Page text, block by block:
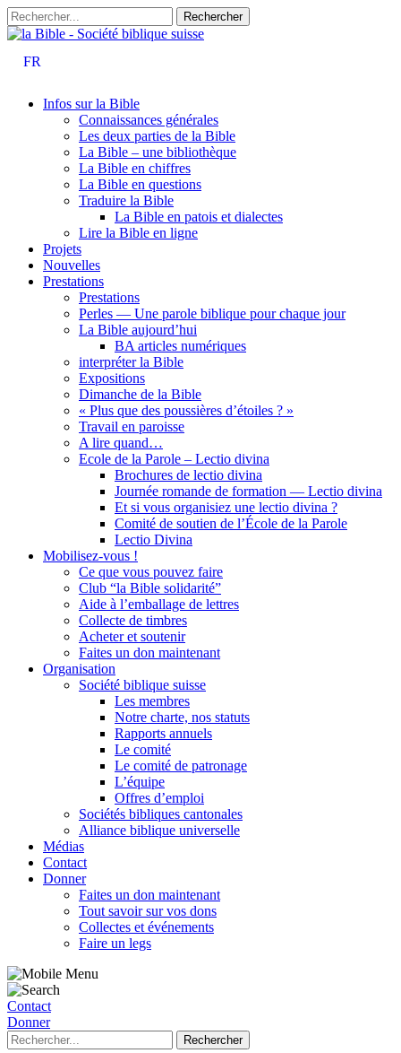
FR
Infos sur la Bible
Connaissances générales
Les deux parties de la Bible
La Bible – une bibliothèque
La Bible en chiffres
La Bible en questions
Traduire la Bible
La Bible en patois et dialectes
Lire la Bible en ligne
Projets
Nouvelles
Prestations
Prestations
Perles — Une parole biblique pour chaque jour
La Bible aujourd’hui
BA articles numériques
interpréter la Bible
Expositions
Dimanche de la Bible
« Plus que des poussières d’étoiles ? »
Travail en paroisse
A lire quand…
Ecole de la Parole – Lectio divina
Brochures de lectio divina
Journée romande de formation — Lectio divina
Et si vous organisiez une lectio divina ?
Comité de soutien de l’École de la Parole
Lectio Divina
Mobilisez-vous !
Ce que vous pouvez faire
Club “la Bible solidarité”
Aide à l’emballage de lettres
Collecte de timbres
Acheter et soutenir
Faites un don maintenant
Organisation
Société biblique suisse
Les membres
Notre charte, nos statuts
Rapports annuels
Le comité
Le comité de patronage
L’équipe
Offres d’emploi
Sociétés bibliques cantonales
Alliance biblique universelle
Médias
Contact
Donner
Faites un don maintenant
Tout savoir sur vos dons
Collectes et événements
Faire un legs
Contact
Donner